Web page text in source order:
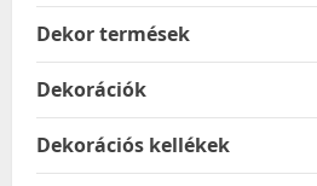
Dekor termések
Dekorációk
Dekorációs kellékek